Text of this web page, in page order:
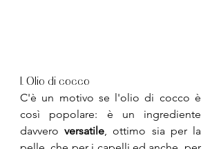
1. Olio di cocco
C'è un motivo se l'olio di cocco è
così popolare: è un ingrediente
davvero versatile , ottimo sia per la